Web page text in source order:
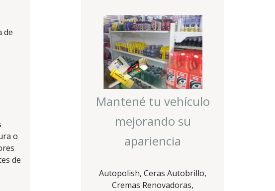
de
o
de
Mantené tu vehículo
mejorando su
apariencia
Autopolish, Ceras Autobrillo,
Cremas Renovadoras,